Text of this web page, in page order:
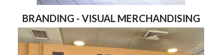
BRANDING - VISUAL MERCHANDISING